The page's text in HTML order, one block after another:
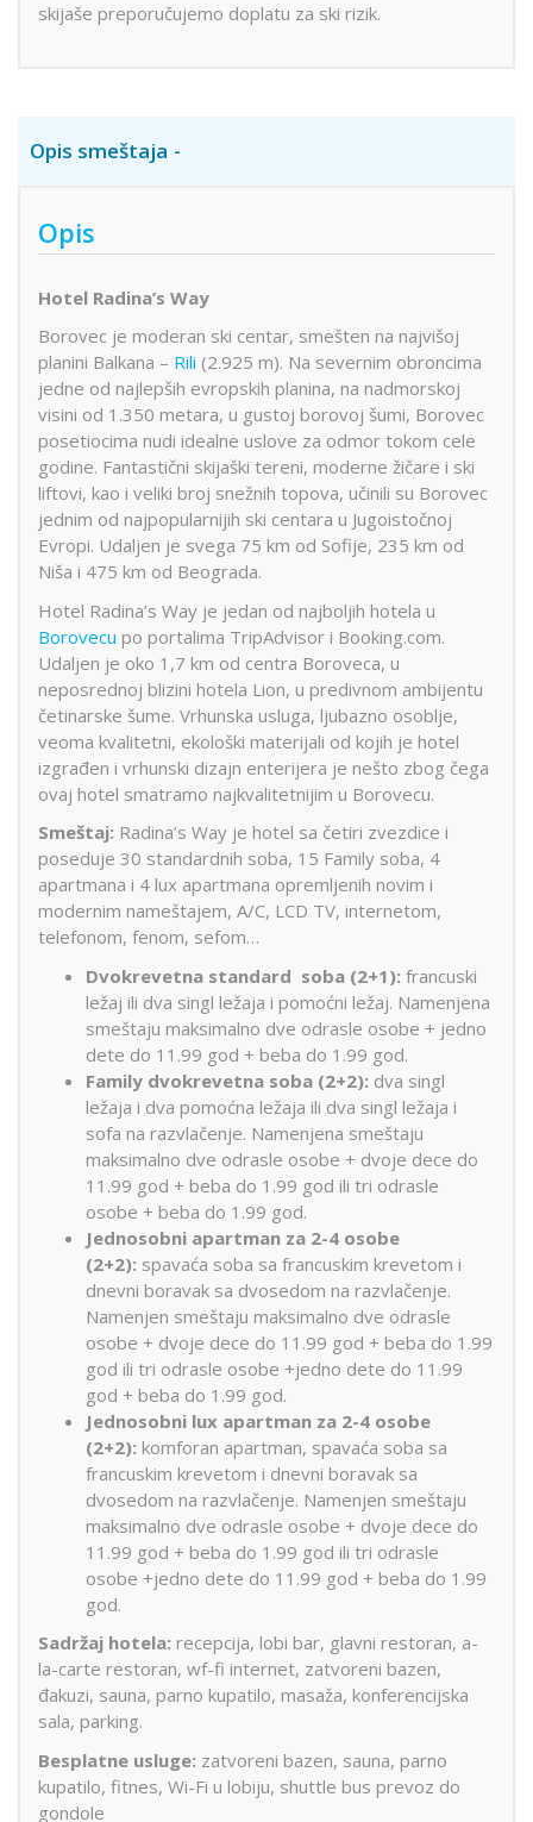
skijaše preporučujemo doplatu za ski rizik.
Opis smeštaja
Opis
Hotel Radina’s Way
Borovec je moderan ski centar, smešten na najvišoj
planini Balkana – Rili (2.925 m). Na severnim obroncima
jedne od najlepših evropskih planina, na nadmorskoj
visini od 1.350 metara, u gustoj borovoj šumi, Borovec
posetiocima nudi idealne uslove za odmor tokom cele
godine. Fantastični skijaški tereni, moderne žičare i ski
liftovi, kao i veliki broj snežnih topova, učinili su Borovec
jednim od najpopularnijih ski centara u Jugoistočnoj
Evropi. Udaljen je svega 75 km od Sofije, 235 km od
Niša i 475 km od Beograda.
Hotel Radina’s Way je jedan od najboljih hotela u
Borovecu po portalima TripAdvisor i Booking.com.
Udaljen je oko 1,7 km od centra Boroveca, u
neposrednoj blizini hotela Lion, u predivnom ambijentu
četinarske šume. Vrhunska usluga, ljubazno osoblje,
veoma kvalitetni, ekološki materijali od kojih je hotel
izgrađen i vrhunski dizajn enterijera je nešto zbog čega
ovaj hotel smatramo najkvalitetnijim u Borovecu.
Smeštaj: Radina’s Way je hotel sa četiri zvezdice i
poseduje 30 standardnih soba, 15 Family soba, 4
apartmana i 4 lux apartmana opremljenih novim i
modernim nameštajem, A/C, LCD TV, internetom,
telefonom, fenom, sefom…
Dvokrevetna standard soba (2+1): francuski
ležaj ili dva singl ležaja i pomoćni ležaj. Namenjena
smeštaju maksimalno dve odrasle osobe + jedno
dete do 11.99 god + beba do 1.99 god.
Family dvokrevetna soba (2+2): dva singl
ležaja i dva pomoćna ležaja ili dva singl ležaja i
sofa na razvlačenje. Namenjena smeštaju
maksimalno dve odrasle osobe + dvoje dece do
11.99 god + beba do 1.99 god ili tri odrasle
osobe + beba do 1.99 god.
Jednosobni apartman za 2-4 osobe
(2+2): spavaća soba sa francuskim krevetom i
dnevni boravak sa dvosedom na razvlačenje.
Namenjen smeštaju maksimalno dve odrasle
osobe + dvoje dece do 11.99 god + beba do 1.99
god ili tri odrasle osobe +jedno dete do 11.99
god + beba do 1.99 god.
Jednosobni lux apartman za 2-4 osobe
(2+2): komforan apartman, spavaća soba sa
francuskim krevetom i dnevni boravak sa
dvosedom na razvlačenje. Namenjen smeštaju
maksimalno dve odrasle osobe + dvoje dece do
11.99 god + beba do 1.99 god ili tri odrasle
osobe +jedno dete do 11.99 god + beba do 1.99
god.
Sadržaj hotela: recepcija, lobi bar, glavni restoran, a-
la-carte restoran, wf-fi internet, zatvoreni bazen,
đakuzi, sauna, parno kupatilo, masaža, konferencijska
sala, parking.
Besplatne usluge: zatvoreni bazen, sauna, parno
kupatilo, fitnes, Wi-Fi u lobiju, shuttle bus prevoz do
gondole